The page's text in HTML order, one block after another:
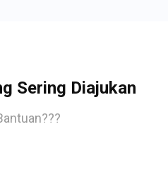
Sering Diajukan